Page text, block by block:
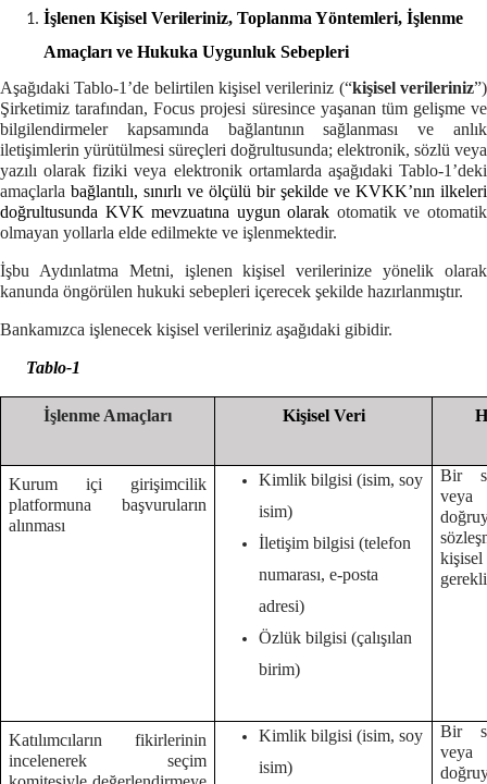
İşlenen Kişisel Verileriniz, Toplanma Yöntemleri, İşlenme
Amaçları ve Hukuka Uygunluk Sebepleri
Aşağıdaki Tablo-1’de belirtilen kişisel verileriniz (“kişisel verileriniz”)
Şirketimiz tarafından, Focus projesi süresince yaşanan tüm gelişme ve
bilgilendirmeler kapsamında bağlantının sağlanması ve anlık
iletişimlerin yürütülmesi süreçleri doğrultusunda; elektronik, sözlü veya
yazılı olarak fiziki veya elektronik ortamlarda aşağıdaki Tablo-1’deki
amaçlarla bağlantılı, sınırlı ve ölçülü bir şekilde ve KVKK’nın ilkeleri
doğrultusunda KVK mevzuatına uygun olarak otomatik ve otomatik
olmayan yollarla elde edilmekte ve işlenmektedir.
İşbu Aydınlatma Metni, işlenen kişisel verilerinize yönelik olarak
kanunda öngörülen hukuki sebepleri içerecek şekilde hazırlanmıştır.
Bankamızca işlenecek kişisel verileriniz aşağıdaki gibidir.
Tablo-1
İşlenme Amaçları Kişisel Veri
Kurum içi girişimcilik
platformuna başvuruların
alınması
Kimlik bilgisi (isim, soy
isim)
İletişim bilgisi (telefon
numarası, e-posta
adresi)
Özlük bilgisi (çalışılan
birim)
Bir
veya
Katılımcıların fikirlerinin
incelenerek seçim
Kimlik bilgisi (isim, soy
isim)
Bir
veya